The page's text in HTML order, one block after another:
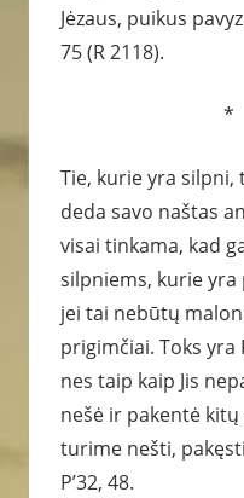
Jėzaus, puikus
75 (R 2118).
Tie, kurie yra silpni,
deda savo naštas
visai tinkama, kad
silpniems, kurie
jei tai nebūtų
prigimčiai. Toks
nes taip kaip Jis
nešė ir pakentė
turime nešti,
P’32, 48.